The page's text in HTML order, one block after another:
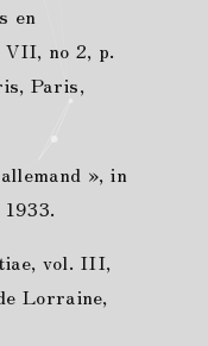
en
VII, no 2, p.
Paris,
», in
vol. III,
Lorraine,